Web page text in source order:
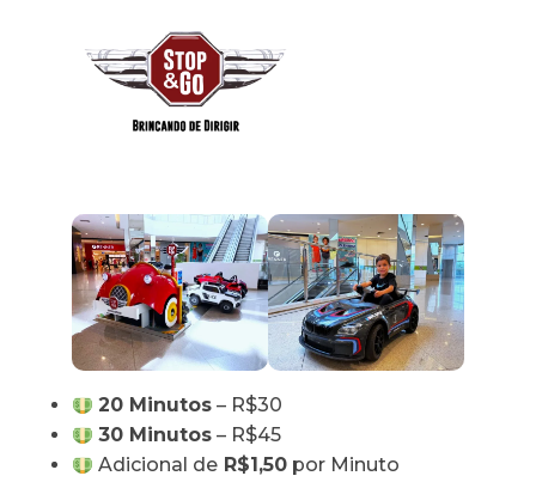
20 Minutos – R$30
30 Minutos – R$45
Adicional de R$1,50 por Minuto